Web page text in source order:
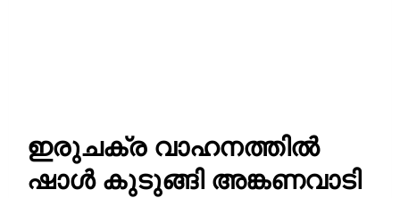
ഇരുചക്ര വാഹനത്തിൽ
ഷാൾ കുടുങ്ങി അങ്കണവാടി